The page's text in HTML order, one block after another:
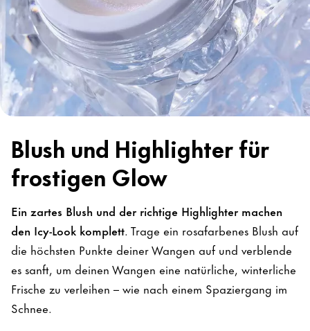
Blush und Highlighter für
frostigen Glow
Ein zartes Blush und der richtige Highlighter machen
den Icy-Look komplett. Trage ein rosafarbenes Blush auf
die höchsten Punkte deiner Wangen auf und verblende
es sanft, um deinen Wangen eine natürliche, winterliche
Frische zu verleihen – wie nach einem Spaziergang im
Schnee.